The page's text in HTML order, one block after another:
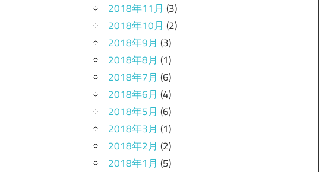
2018年11月 (3)
2018年10月 (2)
2018年9月 (3)
2018年8月 (1)
2018年7月 (6)
2018年6月 (4)
2018年5月 (6)
2018年3月 (1)
2018年2月 (2)
2018年1月 (5)